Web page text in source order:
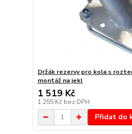
Držák rezervy pro kola s
montáž na jekl
1 519 Kč
1 255 Kč bez DPH
Přidat do